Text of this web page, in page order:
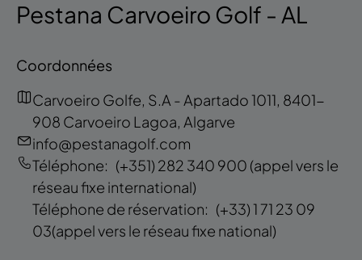
Pestana Carvoeiro Golf - AL
Coordonnées
Carvoeiro Golfe, S.A - Apartado 1011, 8401-
908 Carvoeiro Lagoa, Algarve
info@pestanagolf.com
Téléphone: (+351) 282 340 900 (appel vers le
réseau fixe international)
Téléphone de réservation: (+33) 1 71 23 09
03(appel vers le réseau fixe national)